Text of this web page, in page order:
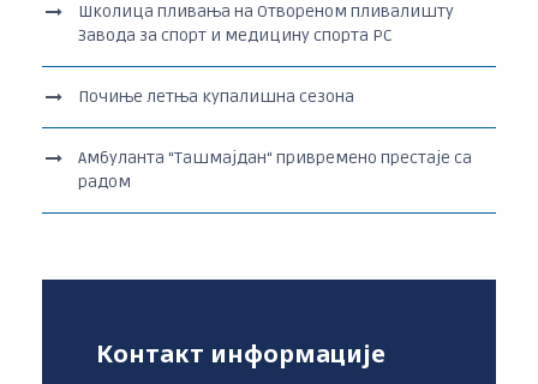
Школица пливања на Отвореном пливалишту
Завода за спорт и медицину спорта РС
Почиње летња купалишна сезона
Амбуланта “Ташмајдан“ привремено престаје са
радом
Контакт информације